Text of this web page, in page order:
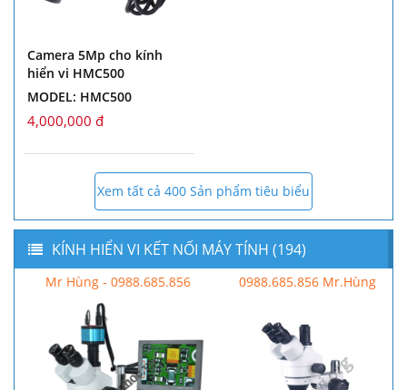
Camera 5Mp cho kính
hiển vi HMC500
MODEL: HMC500
4,000,000 đ
Xem tất cả 400 Sản phẩm tiêu biểu
KÍNH HIỂN VI KẾT NỐI MÁY TÍNH (194)
Mr Hùng - 0988.685.856 0988.685.856 Mr.Hùng